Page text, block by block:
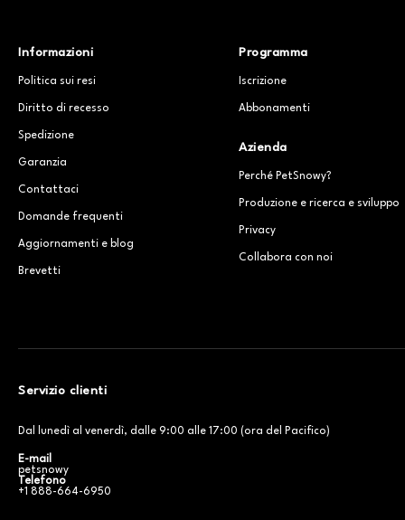
Informazioni
Politica sui resi
Diritto di recesso
Spedizione
Garanzia
Contattaci
Domande frequenti
Aggiornamenti e blog
Brevetti
Programma
Iscrizione
Abbonamenti
Azienda
Perché PetSnowy?
Produzione e ricerca e sviluppo
Privacy
Collabora con noi
Servizio clienti
Dal lunedì al venerdì, dalle 9:00 alle 17:00 (ora del Pacifico)
E-mail
petsnowy
Telefono
+1 888-664-6950